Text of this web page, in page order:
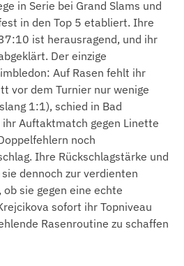
in Serie bei Grand Slams und
in den Top 5 etabliert. Ihre
ist herausragend, und ihr
Der einzige
Auf Rasen fehlt ihr
vor dem Turnier nur wenige
1:1), schied in Bad
Auftaktmatch gegen Linette
noch
Ihre Rückschlagstärke und
dennoch zur verdienten
sie gegen eine echte
sofort ihr Topniveau
Rasenroutine zu schaffen